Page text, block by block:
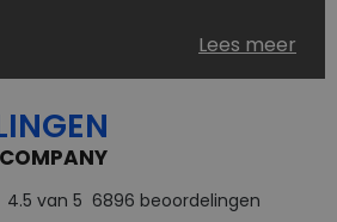
nooit genoeg. Goedkope
dus wel van topmerken,
dat u altijd wel een
vindt u in onze online
Lees meer
4.5 van 5 6896 beoordelingen